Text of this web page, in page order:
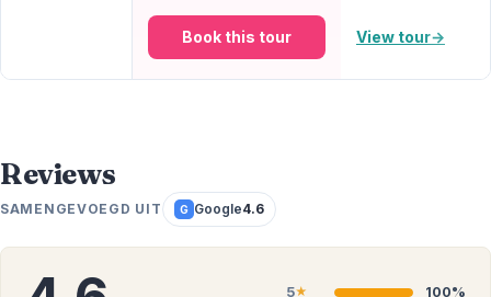
Book this tour View tour→
Reviews
SAMENGEVOEGD UIT G Google4.6
5★ 100%